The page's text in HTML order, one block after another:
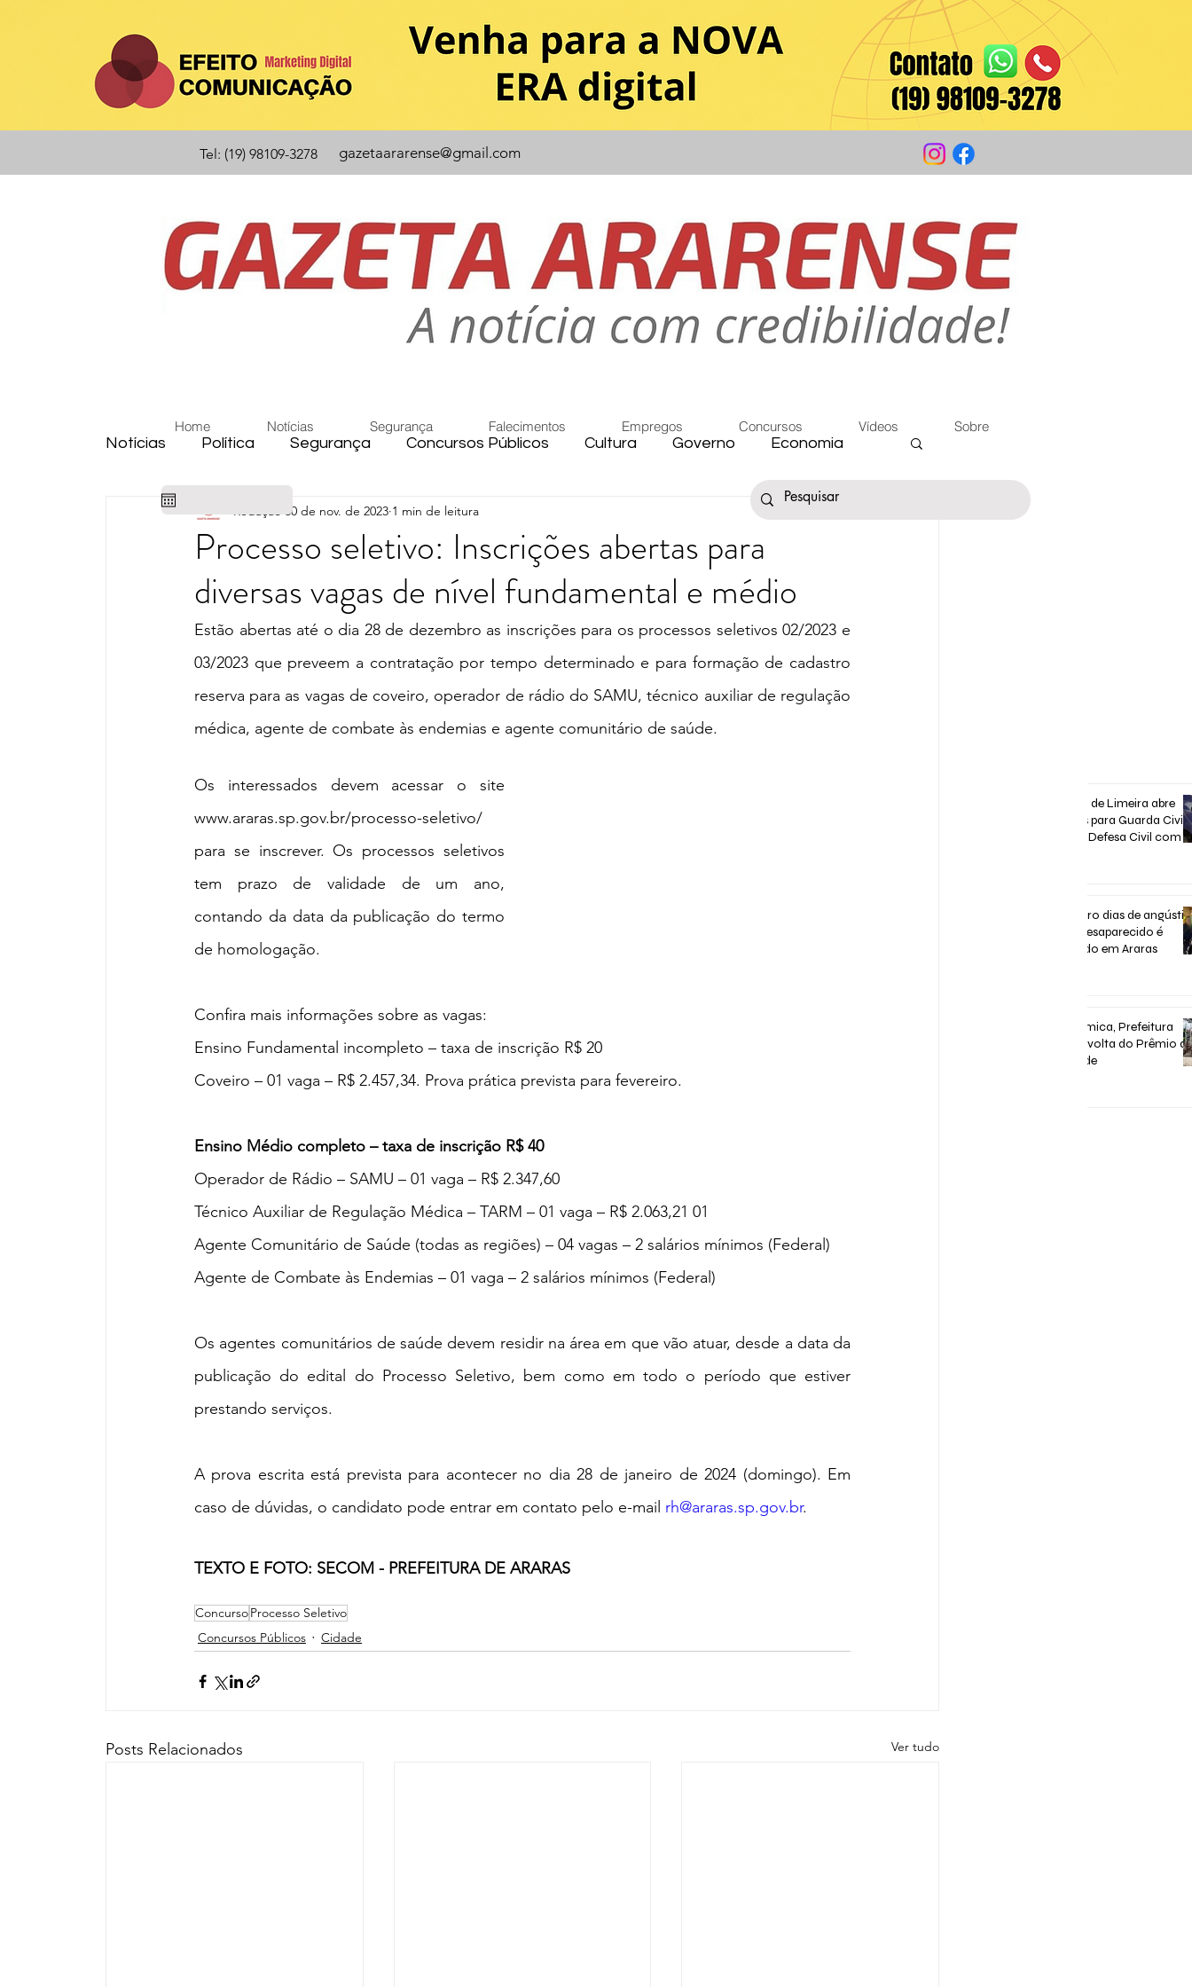
Tel: (19) 98109-3278 gazetaararense@gmail.com
Home Notícias Segurança Falecimentos Empregos Concursos Vídeos Sobre
Concurso de Limeira abre
inscrições para Guarda Civil,
Trânsito e Defesa Civil com
Após quatro dias de
homem desaparecido é
encontrado em Araras
Após polêmica, Prefeitura
confirma volta do Prêmio de
Assiduidade
Notícias Política Segurança Concursos Públicos Cultura Governo Economia
Cidade Educação Eleições Saúde Fake News
Habitação Região Governo Federal Meio Ambiente
Emprego Religião Sindicato Férias Trânsito Eleições 2024 Festa do Peão
Câmara de Araras Denúncia Artigos Carnaval
Processo seletivo: Inscrições abertas para
diversas vagas de nível fundamental e médio
30 de nov. de 2023 1 min de leitura
Estão abertas até o dia 28 de dezembro as inscrições para os processos seletivos 02/2023 e
03/2023 que preveem a contratação por tempo determinado e para formação de cadastro
reserva para as vagas de coveiro, operador de rádio do SAMU, técnico auxiliar de regulação
médica, agente de combate às endemias e agente comunitário de saúde.
Os interessados devem acessar o site
www.araras.sp.gov.br/processo-seletivo/
para se inscrever. Os processos seletivos
tem prazo de validade de um ano,
contando da data da publicação do termo
de homologação.
Confira mais informações sobre as vagas:
Ensino Fundamental incompleto – taxa de inscrição R$ 20
Coveiro – 01 vaga – R$ 2.457,34. Prova prática prevista para fevereiro.
Ensino Médio completo – taxa de inscrição R$ 40
Operador de Rádio – SAMU – 01 vaga – R$ 2.347,60
Técnico Auxiliar de Regulação Médica – TARM – 01 vaga – R$ 2.063,21 01
Agente Comunitário de Saúde (todas as regiões) – 04 vagas – 2 salários mínimos (Federal)
Agente de Combate às Endemias – 01 vaga – 2 salários mínimos (Federal)
Os agentes comunitários de saúde devem residir na área em que vão atuar, desde a data da
publicação do edital do Processo Seletivo, bem como em todo o período que estiver
prestando serviços.
A prova escrita está prevista para acontecer no dia 28 de janeiro de 2024 (domingo). Em
caso de dúvidas, o candidato pode entrar em contato pelo e-mail rh@araras.sp.gov.br.
TEXTO E FOTO: SECOM - PREFEITURA DE ARARAS
ConcursoProcesso Seletivo
Concursos Públicos
Cidade
Posts Relacionados Ver tudo